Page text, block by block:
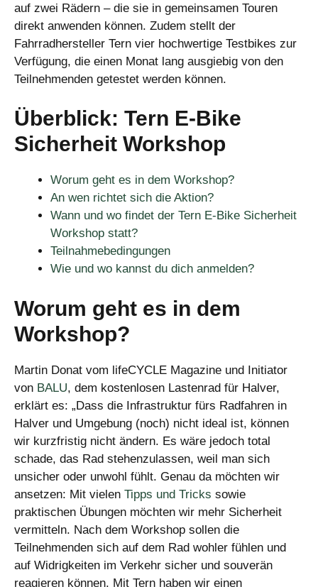
auf zwei Rädern – die sie in gemeinsamen Touren
direkt anwenden können. Zudem stellt der
Fahrradhersteller Tern vier hochwertige Testbikes zur
Verfügung, die einen Monat lang ausgiebig von den
Teilnehmenden getestet werden können.
Überblick: Tern E-Bike
Sicherheit Workshop
Worum geht es in dem Workshop?
An wen richtet sich die Aktion?
Wann und wo findet der Tern E-Bike Sicherheit
Workshop statt?
Teilnahmebedingungen
Wie und wo kannst du dich anmelden?
Worum geht es in dem
Workshop?
Martin Donat vom lifeCYCLE Magazine und Initiator
von BALU, dem kostenlosen Lastenrad für Halver,
erklärt es: „Dass die Infrastruktur fürs Radfahren in
Halver und Umgebung (noch) nicht ideal ist, können
wir kurzfristig nicht ändern. Es wäre jedoch total
schade, das Rad stehenzulassen, weil man sich
unsicher oder unwohl fühlt. Genau da möchten wir
ansetzen: Mit vielen Tipps und Tricks sowie
praktischen Übungen möchten wir mehr Sicherheit
vermitteln. Nach dem Workshop sollen die
Teilnehmenden sich auf dem Rad wohler fühlen und
auf Widrigkeiten im Verkehr sicher und souverän
reagieren können. Mit Tern haben wir einen